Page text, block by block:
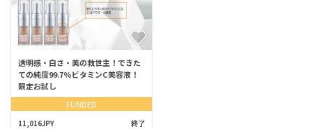
透明感・白さ・美の救世主！できた
ての純度99.7%ビタミンC美容液！
限定お試し
FUNDED
11,016JPY 終了